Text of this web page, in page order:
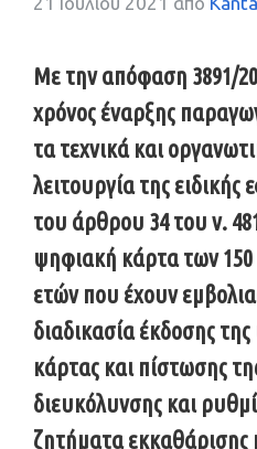
Με την απόφαση 3891/
χρόνος έναρξης
τα τεχνικά και
λειτουργία της
του άρθρου 34 του ν.
ψηφιακή κάρτα των 150
ετών που έχουν
διαδικασία έκδοσης
κάρτας και πίστωσης
διευκόλυνσης και
ζητήματα εκκαθάρισης